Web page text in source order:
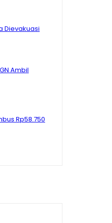
Ancam Tutup SPPG yang Nekat
Berharap Jalan Cepat Beres
Hilux lagi
Bawa Maluku Utara Tetap
Dievakuasi
Ambil
Rp58.750